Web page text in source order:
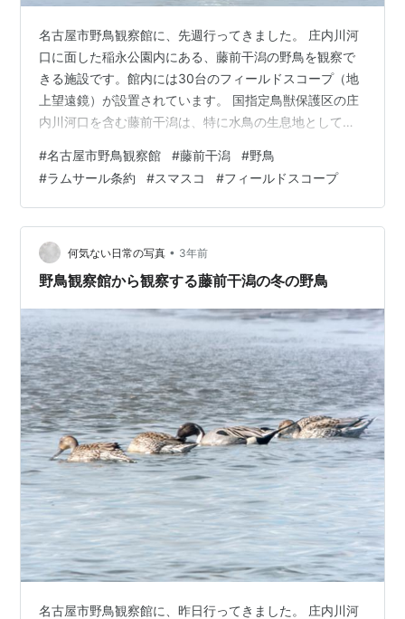
名古屋市野鳥観察館に、先週行ってきました。 庄内川河
口に面した稲永公園内にある、藤前干潟の野鳥を観察で
きる施設です。館内には30台のフィールドスコープ（地
上望遠鏡）が設置されています。 国指定鳥獣保護区の庄
内川河口を含む藤前干潟は、特に水鳥の生息地として国
ています。 私の小型フィールドスコープを使ったスマス
コで藤前干潟の野鳥を観察するには、干潮の潮位予測が
50cm以下でないと近くに干潟が現れずに野鳥が遠くなっ
てしまいます。 www.sxvblog.com 今回は、干潮時間12
時02分の潮位予測17cmと絶好の条件でしたが、名古屋の
予想最高気温が…
#名古屋市野鳥観察館 #藤前干潟 #野鳥
#ラムサール条約 #スマスコ #フィールドスコープ
何気ない日常の写真 • 3年前
野鳥観察館から観察する藤前干潟の冬の野鳥
名古屋市野鳥観察館に、昨日行ってきました。 庄内川河